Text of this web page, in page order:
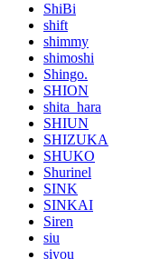
ShiBi
shift
shimmy
shimoshi
Shingo.
SHION
shita_hara
SHIUN
SHIZUKA
SHUKO
Shurinel
SINK
SINKAI
Siren
siu
siyou